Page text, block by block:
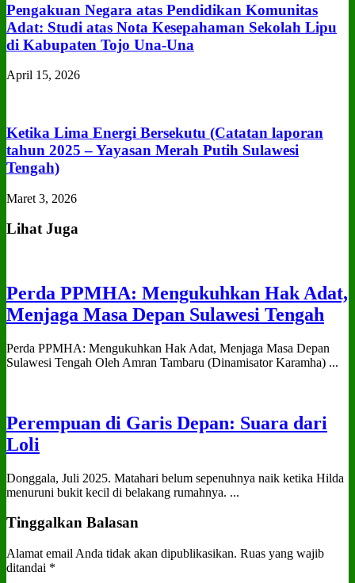
Pengakuan Negara atas Pendidikan Komunitas
Adat: Studi atas Nota Kesepahaman Sekolah Lipu
di Kabupaten Tojo Una‑Una
April 15, 2026
Ketika Lima Energi Bersekutu (Catatan laporan
tahun 2025 – Yayasan Merah Putih Sulawesi
Tengah)
Maret 3, 2026
Lihat Juga
Perda PPMHA: Mengukuhkan Hak Adat,
Menjaga Masa Depan Sulawesi Tengah
Perda PPMHA: Mengukuhkan Hak Adat, Menjaga Masa Depan
Sulawesi Tengah Oleh Amran Tambaru (Dinamisator Karamha) ...
Perempuan di Garis Depan: Suara dari
Loli
Donggala, Juli 2025. Matahari belum sepenuhnya naik ketika Hilda
menuruni bukit kecil di belakang rumahnya. ...
Tinggalkan Balasan
Alamat email Anda tidak akan dipublikasikan. Ruas yang wajib
ditandai *